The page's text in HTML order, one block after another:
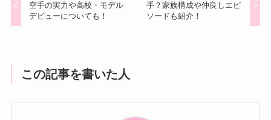
空手の実力や高校・モデル
デビューについても！
手？家族構成や仲良しエピ
ソードも紹介！
この記事を書いた人